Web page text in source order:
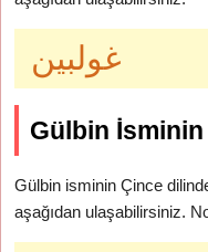
غولبين
Gülbin İsminin
Gülbin isminin Çince
aşağıdan ulaşabilirsiniz.